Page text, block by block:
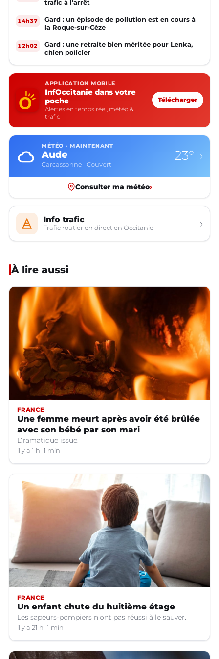
trafic à l'arrêt
14h37
Gard : un épisode de pollution est en cours à
la Roque-sur-Cèze
12h02
Gard : une retraite bien méritée pour Lenka,
chien policier
APPLICATION MOBILE
InfOccitanie dans votre
poche
Alertes en temps réel, météo &
trafic
Télécharger
MÉTÉO · MAINTENANT
Aude
Carcassonne · Couvert
23° ›
Consulter ma météo›
Info trafic
Trafic routier en direct en Occitanie ›
À lire aussi
FRANCE
Une femme meurt après avoir été brûlée
avec son bébé par son mari
Dramatique issue.
il y a 1 h 1 min
FRANCE
Un enfant chute du huitième étage
Les sapeurs-pompiers n'ont pas réussi à le sauver.
il y a 21 h 1 min